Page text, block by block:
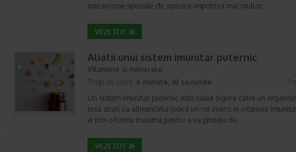
mecanisme speciale de aparare impotriva mai multor…
Aliatii unui sistem imunitar puternic
Vitamine si minerale
Timp de citire: 6 minute, 18 secunde
7
Un sistem imunitar puternic este calea sigura catre un
Insa stiati ca alimentatia joaca un rol imens in intarirea
ei intr-o forma maxima pentru a va proteja de…